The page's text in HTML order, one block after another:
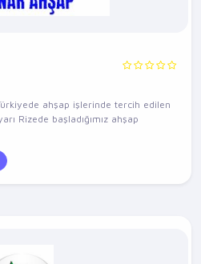
ahşap işlerinde tercih edilen
Rizede başladığımız ahşap